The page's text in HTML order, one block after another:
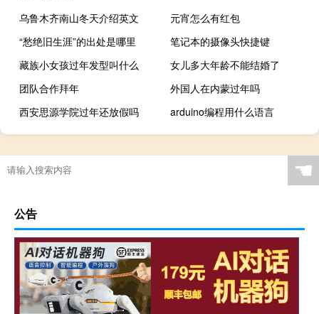
乌鲁木齐南山冬天介绍英文
元宵怎么有红包
“愁绝旧生涯”的出处是哪里
笔记本的摄像头快捷键
藏族小女孩过年发型叫什么
女儿多大年龄不能结婚了
团队合作拜年
外国人在内蒙过年吗
西安思源学院过年还放假吗
arduino编程用什么语言
☚
公告